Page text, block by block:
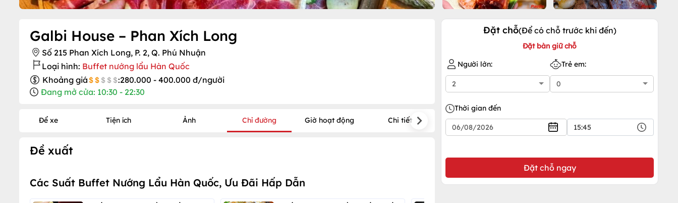
Galbi House – Phan Xích Long
Số 215 Phan Xích Long, P. 2, Q. Phú Nhuận
Loại hình: Buffet nướng lẩu Hàn Quốc
Khoảng giá
:280.000 - 400.000 đ/người
Đang mở cửa: 10:30 - 22:30
Để xe Tiện ích Ảnh Chỉ đường Giờ hoạt động Chi tiết
Đề xuất
Các Suất Buffet Nướng Lẩu Hàn Quốc, Ưu Đãi Hấp Dẫn
Đặt chỗ(Để có chỗ trước khi đến)
Đặt bàn giữ chỗ
Người lớn:
Trẻ em:
Thời gian đến
15:45
Đặt chỗ ngay